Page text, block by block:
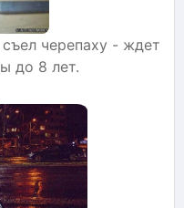
черепаху - ждет
до 8 лет.